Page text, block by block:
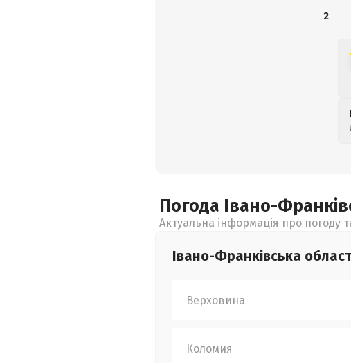
2
Погода Івано-
Актуальна інформація про погоду
Івано-Франківська
Верховина
Коломия